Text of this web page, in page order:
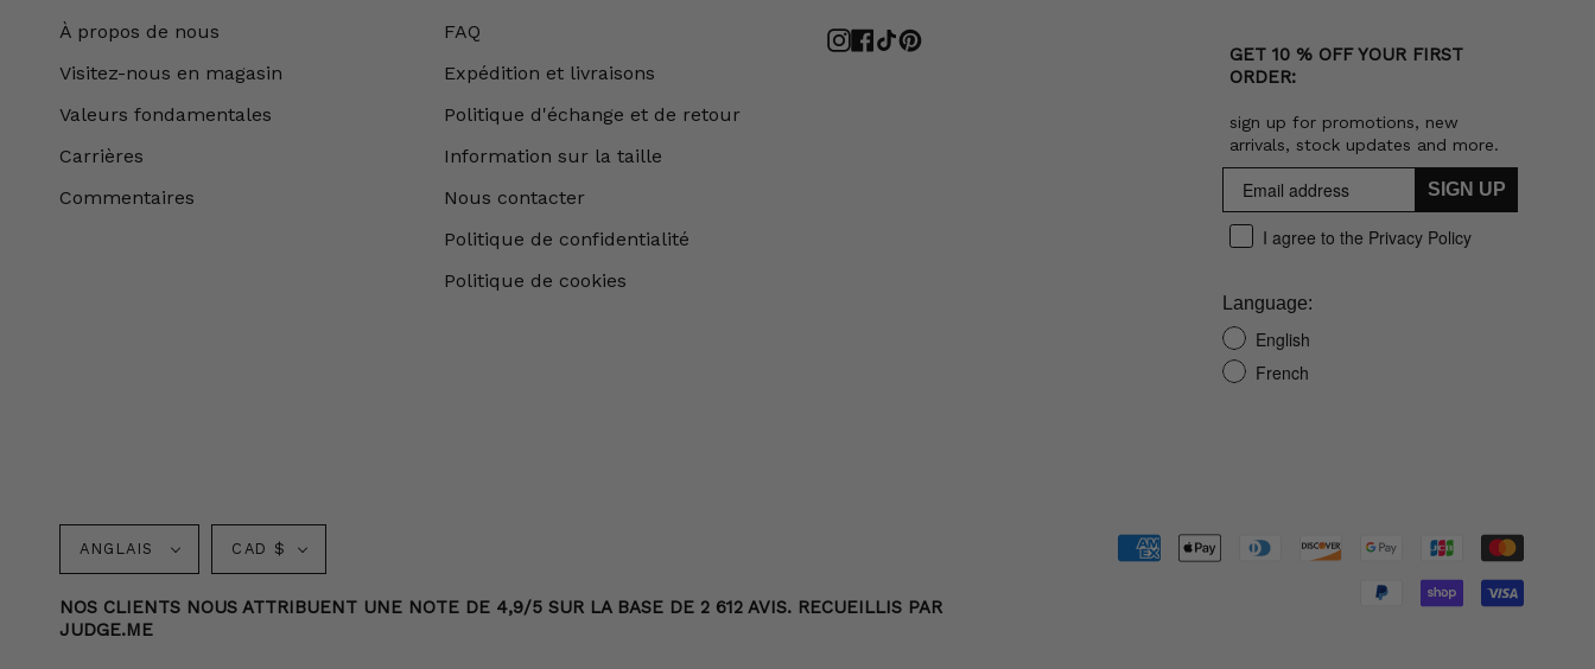
À propos de nous
Visitez-nous en magasin
Valeurs fondamentales
Carrières
Commentaires
FAQ
Expédition et livraisons
Politique d'échange et de retour
Information sur la taille
Nous contacter
Politique de confidentialité
Politique de cookies
Instagram
Facebook
TikTokPinterest
GET 10 % OFF YOUR FIRST
ORDER:
sign up for promotions, new
arrivals, stock updates and more.
SIGN UP
I agree to the Privacy Policy
Language:
English
French
Langue
ANGLAIS Monnaie
CAD $
NOS CLIENTS NOUS ATTRIBUENT UNE NOTE DE 4,9/5 SUR LA BASE DE 2 612 AVIS. RECUEILLIS PAR
JUDGE.ME